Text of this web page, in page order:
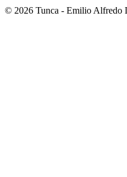
© 2026 Tunca - Emilio Alfredo